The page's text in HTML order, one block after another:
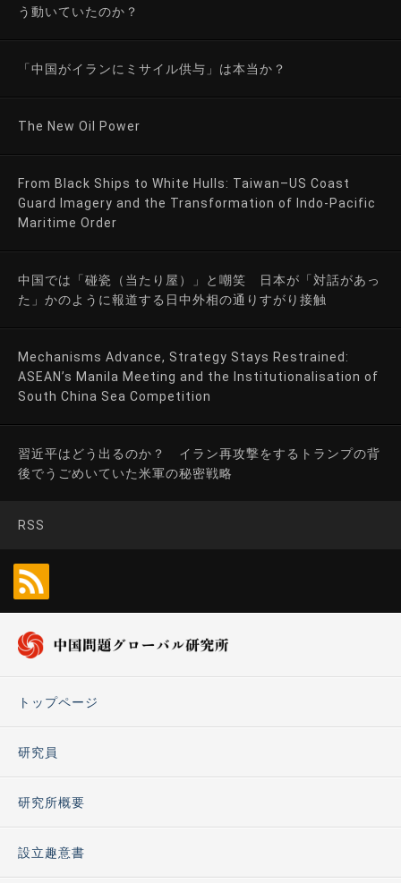
う動いていたのか？
「中国がイランにミサイル供与」は本当か？
The New Oil Power
From Black Ships to White Hulls: Taiwan–US Coast
Guard Imagery and the Transformation of Indo-Pacific
Maritime Order
中国では「碰瓷（当たり屋）」と嘲笑 日本が「対話があっ
た」かのように報道する日中外相の通りすがり接触
Mechanisms Advance, Strategy Stays Restrained:
ASEAN’s Manila Meeting and the Institutionalisation of
South China Sea Competition
習近平はどう出るのか？ イラン再攻撃をするトランプの背
後でうごめいていた米軍の秘密戦略
RSS
トップページ
研究員
研究所概要
設立趣意書